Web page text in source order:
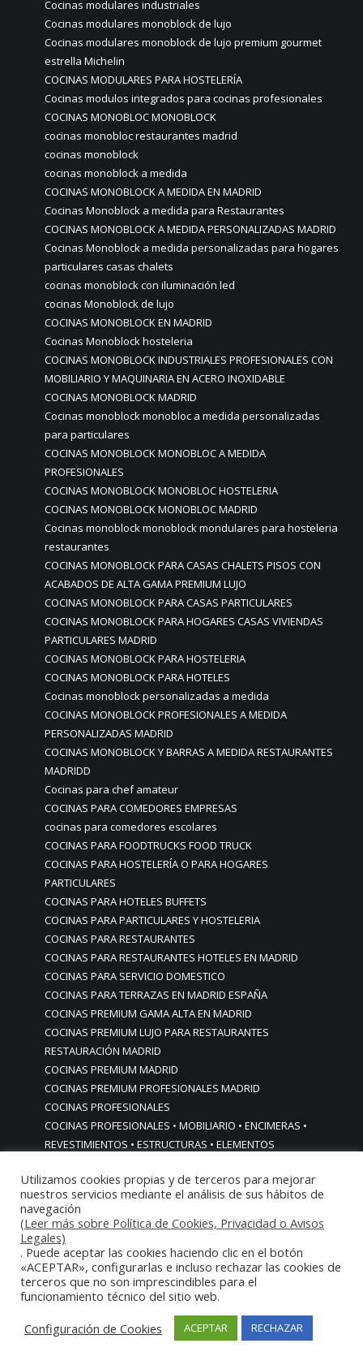
Cocinas modulares industriales
Cocinas modulares monoblock de lujo
Cocinas modulares monoblock de lujo premium gourmet
estrella Michelin
COCINAS MODULARES PARA HOSTELERÍA
Cocinas modulos integrados para cocinas profesionales
COCINAS MONOBLOC MONOBLOCK
cocinas monobloc restaurantes madrid
cocinas monoblock
cocinas monoblock a medida
COCINAS MONOBLOCK A MEDIDA EN MADRID
Cocinas Monoblock a medida para Restaurantes
COCINAS MONOBLOCK A MEDIDA PERSONALIZADAS MADRID
Cocinas Monoblock a medida personalizadas para hogares
particulares casas chalets
cocinas monoblock con iluminación led
cocinas Monoblock de lujo
COCINAS MONOBLOCK EN MADRID
Cocinas Monoblock hosteleria
COCINAS MONOBLOCK INDUSTRIALES PROFESIONALES CON
MOBILIARIO Y MAQUINARIA EN ACERO INOXIDABLE
COCINAS MONOBLOCK MADRID
Cocinas monoblock monobloc a medida personalizadas
para particulares
COCINAS MONOBLOCK MONOBLOC A MEDIDA
PROFESIONALES
COCINAS MONOBLOCK MONOBLOC HOSTELERIA
COCINAS MONOBLOCK MONOBLOC MADRID
Cocinas monoblock monoblock mondulares para hosteleria
restaurantes
COCINAS MONOBLOCK PARA CASAS CHALETS PISOS CON
ACABADOS DE ALTA GAMA PREMIUM LUJO
COCINAS MONOBLOCK PARA CASAS PARTICULARES
COCINAS MONOBLOCK PARA HOGARES CASAS VIVIENDAS
PARTICULARES MADRID
COCINAS MONOBLOCK PARA HOSTELERIA
COCINAS MONOBLOCK PARA HOTELES
Cocinas monoblock personalizadas a medida
COCINAS MONOBLOCK PROFESIONALES A MEDIDA
PERSONALIZADAS MADRID
COCINAS MONOBLOCK Y BARRAS A MEDIDA RESTAURANTES
MADRIDD
Cocinas para chef amateur
COCINAS PARA COMEDORES EMPRESAS
cocinas para comedores escolares
COCINAS PARA FOODTRUCKS FOOD TRUCK
COCINAS PARA HOSTELERÍA O PARA HOGARES
PARTICULARES
COCINAS PARA HOTELES BUFFETS
COCINAS PARA PARTICULARES Y HOSTELERIA
COCINAS PARA RESTAURANTES
COCINAS PARA RESTAURANTES HOTELES EN MADRID
COCINAS PARA SERVICIO DOMESTICO
COCINAS PARA TERRAZAS EN MADRID ESPAÑA
COCINAS PREMIUM GAMA ALTA EN MADRID
COCINAS PREMIUM LUJO PARA RESTAURANTES
RESTAURACIÓN MADRID
COCINAS PREMIUM MADRID
COCINAS PREMIUM PROFESIONALES MADRID
COCINAS PROFESIONALES
COCINAS PROFESIONALES • MOBILIARIO • ENCIMERAS •
REVESTIMIENTOS • ESTRUCTURAS • ELEMENTOS
COCINAS PROFESIONALES A MEDIDA PERSONALIZADAS PARA
PARTICULARES
COCINAS PROFESIONALES ACERO INOXIDABLE
COCINAS PROFESIONALES HORECA
COCINAS PROFESIONALES HOSTELERÍA MADRID
Cocinas profesionales industriales monoblock a medida
personalizadas
Cocinas profesionales industriales monoblock a medida
personalizadasCocinas profesionales industriales
Utilizamos cookies propias y de terceros para mejorar
nuestros servicios mediante el análisis de sus hábitos de
navegación
(Leer más sobre Política de Cookies, Privacidad o Avisos
Legales)
. Puede aceptar las cookies haciendo clic en el botón
«ACEPTAR», configurarlas e incluso rechazar las cookies de
terceros que no son imprescindibles para el
funcionamiento técnico del sitio web.
Configuración de Cookies
ACEPTAR RECHAZAR